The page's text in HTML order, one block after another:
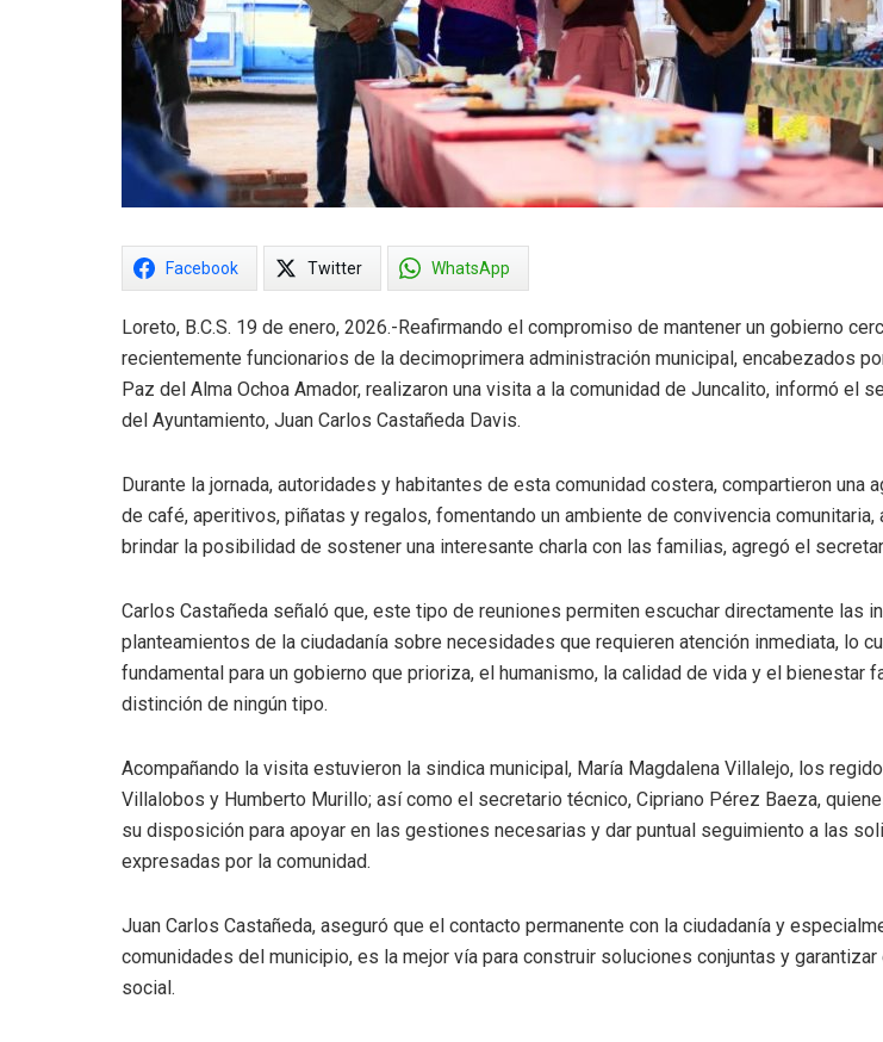
Facebook Twitter WhatsApp
Loreto, B.C.S. 19 de enero, 2026.-Reafirmando el compromiso de mantener un gobierno
recientemente funcionarios de la decimoprimera administración municipal, encabezados
Paz del Alma Ochoa Amador, realizaron una visita a la comunidad de Juncalito, informó el
del Ayuntamiento, Juan Carlos Castañeda Davis.
Durante la jornada, autoridades y habitantes de esta comunidad costera, compartieron una
de café, aperitivos, piñatas y regalos, fomentando un ambiente de convivencia comunitaria,
brindar la posibilidad de sostener una interesante charla con las familias, agregó el
Carlos Castañeda señaló que, este tipo de reuniones permiten escuchar directamente las
planteamientos de la ciudadanía sobre necesidades que requieren atención inmediata, lo
fundamental para un gobierno que prioriza, el humanismo, la calidad de vida y el bienestar
distinción de ningún tipo.
Acompañando la visita estuvieron la sindica municipal, María Magdalena Villalejo, los
Villalobos y Humberto Murillo; así como el secretario técnico, Cipriano Pérez Baeza,
su disposición para apoyar en las gestiones necesarias y dar puntual seguimiento a las
expresadas por la comunidad.
Juan Carlos Castañeda, aseguró que el contacto permanente con la ciudadanía y
comunidades del municipio, es la mejor vía para construir soluciones conjuntas y
social.